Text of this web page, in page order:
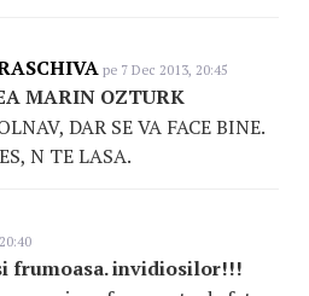
pe 7 Dec 2013, 20:45
MARIN OZTURK
DAR SE VA FACE BINE.
N TE LASA.
frumoasa. invidiosilor!!!